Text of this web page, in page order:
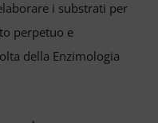
i substrati per
perpetuo e
della Enzimologia